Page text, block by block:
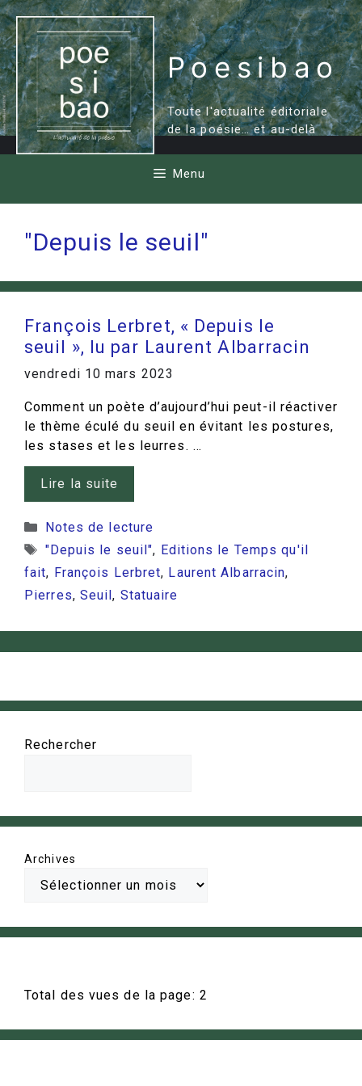
Aller
au
contenu
Poesibao
Toute l'actualité éditoriale
de la poésie… et au-delà
Menu
"Depuis le seuil"
François Lerbret, « Depuis le
seuil », lu par Laurent Albarracin
vendredi 10 mars 2023
Comment un poète d’aujourd’hui peut-il réactiver
le thème éculé du seuil en évitant les postures,
les stases et les leurres. …
Lire la suite
Catégories
Notes de lecture
Étiquettes
"Depuis le seuil", Editions le Temps qu'il
fait, François Lerbret, Laurent Albarracin,
Pierres, Seuil, Statuaire
Rechercher
Archives
Total des vues de la page: 2